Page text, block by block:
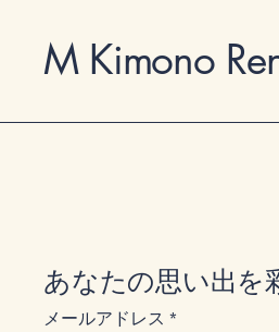
M Kimono
あなたの思い出を
メールアドレス *